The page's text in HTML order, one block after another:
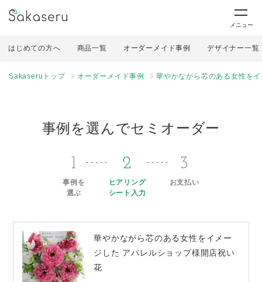
メニュー
はじめての方へ 商品一覧 オーダーメイド事例 デザイナー一覧
Sakaseruトップ オーダーメイド事例 華やかながら芯のある女性を
事例を選んでセミオーダー
1
事例を
選ぶ
2
ヒアリング
シート入力
3
お支払い
華やかながら芯のある女性をイメー
ジした アパレルショップ様開店祝い
花